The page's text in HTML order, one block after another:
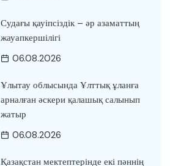
Судағы қауіпсіздік – әр азаматтың
жауапкершілігі
06.08.2026
Ұлытау облысында Ұлттық ұланға
арналған әскери қалашық салынып
жатыр
06.08.2026
Қазақстан мектептерінде екі пәннің